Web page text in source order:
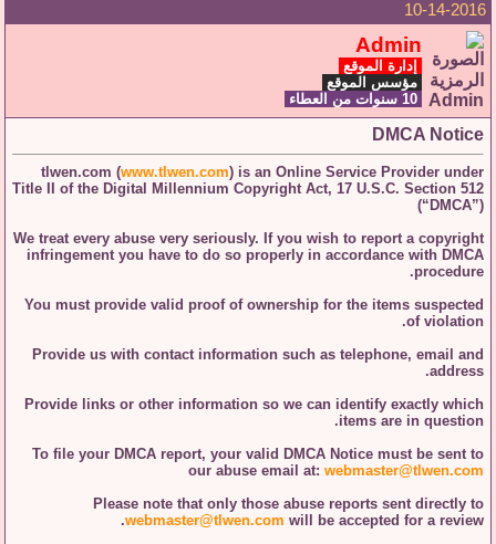
10-14-2016
Admin
إدارة الموقع
مؤسس الموقع
DMCA Notice
tlwen.com (www.tlwen.com) is an Online Service Provider under
Title II of the Digital Millennium Copyright Act, 17 U.S.C. Section 512
(“DMCA”)
We treat every abuse very seriously. If you wish to report a copyright
infringement you have to do so properly in accordance with DMCA
procedure.
You must provide valid proof of ownership for the items suspected
of violation.
Provide us with contact information such as telephone, email and
address.
Provide links or other information so we can identify exactly which
items are in question.
To file your DMCA report, your valid DMCA Notice must be sent to
our abuse email at: webmaster@tlwen.com
Please note that only those abuse reports sent directly to
webmaster@tlwen.com will be accepted for a review.